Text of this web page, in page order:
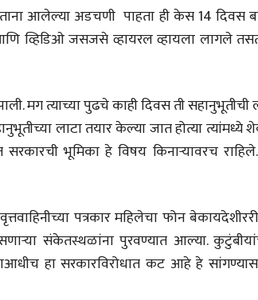
आलेल्या अडचणी पाहता ही केस 14 दिवस
व्हिडिओ जसजसे व्हायरल व्हायला लागले
मग त्याच्या पुढचे काही दिवस ती सहानुभूतीची
लाटा तयार केल्या जात होत्या त्यांमध्ये
भूमिका हे विषय किनाऱ्यावरच
पत्रकार महिलेचा फोन
संकेतस्थळांना पुरवण्यात आल्या.
हा सरकारविरोधात कट आहे हे
अंक वाचण्यासाठी येथे क्लिक करा..